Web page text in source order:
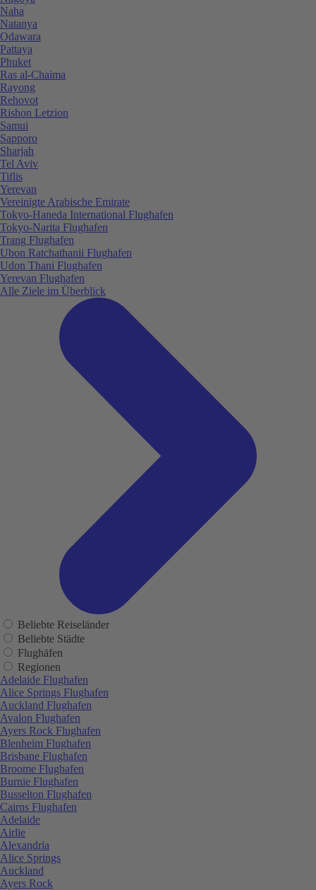
Naha
Natanya
Odawara
Pattaya
Phuket
Ras al-Chaima
Rayong
Rehovot
Rishon Letzion
Samui
Sapporo
Sharjah
Tel Aviv
Tiflis
Yerevan
Vereinigte Arabische Emirate
Tokyo-Haneda International Flughafen
Tokyo-Narita Flughafen
Trang Flughafen
Ubon Ratchathanii Flughafen
Udon Thani Flughafen
Yerevan Flughafen
Alle Ziele im Überblick
Beliebte Reiseländer
Beliebte Städte
Flughäfen
Regionen
Adelaide Flughafen
Alice Springs Flughafen
Auckland Flughafen
Avalon Flughafen
Ayers Rock Flughafen
Blenheim Flughafen
Brisbane Flughafen
Broome Flughafen
Burnie Flughafen
Busselton Flughafen
Cairns Flughafen
Adelaide
Airlie
Alexandria
Alice Springs
Auckland
Ayers Rock